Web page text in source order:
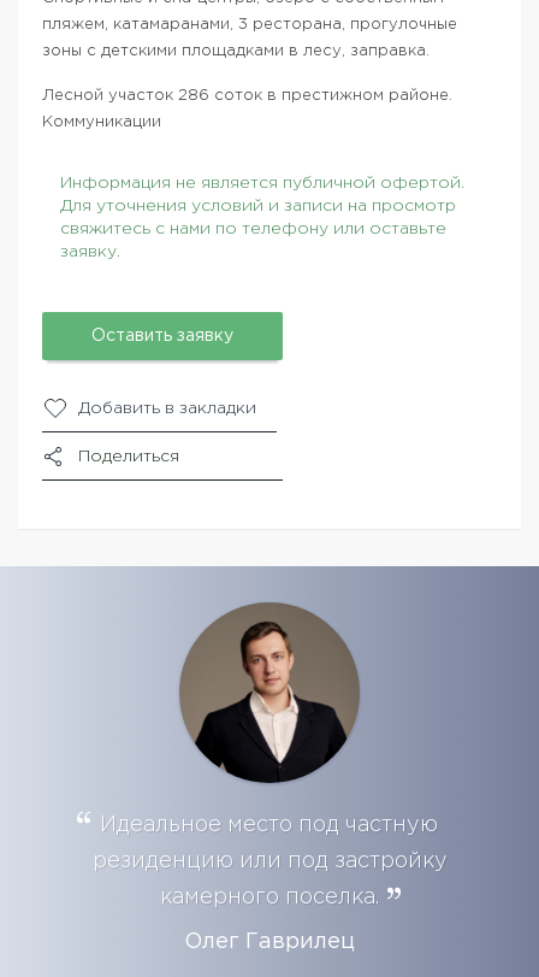
пляжем, катамаранами, 3 ресторана, прогулочные
зоны с детскими площадками в лесу, заправка.
Лесной участок 286 соток в престижном районе.
Коммуникации
Информация не является публичной офертой.
Для уточнения условий и записи на просмотр
свяжитесь с нами по телефону или оставьте
заявку.
Оставить заявку
Добавить в закладки
Поделиться
Идеальное место под частную
резиденцию или под застройку
камерного поселка.
Олег Гаврилец